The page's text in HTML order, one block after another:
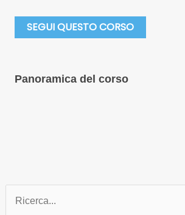
SEGUI QUESTO CORSO
Panoramica del corso
Ricerca